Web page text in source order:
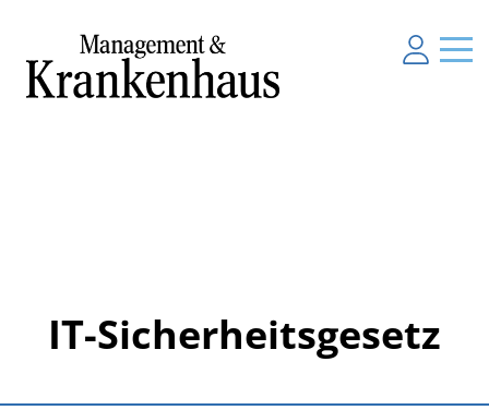
IT-Sicherheitsgesetz